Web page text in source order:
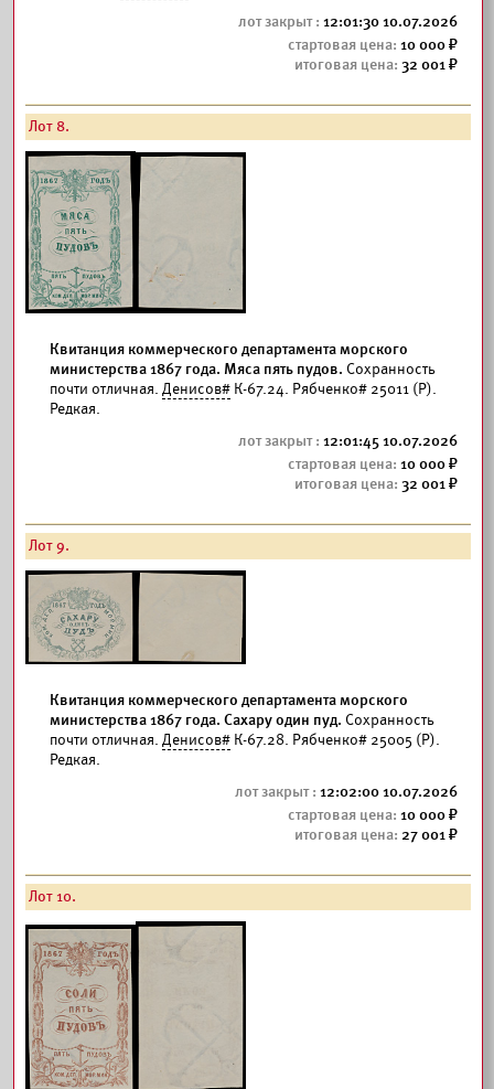
12:01:30 10.07.2026
10 000
32 001
Лот 8.
Квитанция коммерческого департамента морского
министерства 1867 года. Мяса пять пудов. Сохранность
почти отличная. Денисов# К-67.24. Рябченко# 25011 (Р).
Редкая.
12:01:45 10.07.2026
10 000
32 001
Лот 9.
Квитанция коммерческого департамента морского
министерства 1867 года. Сахару один пуд. Сохранность
почти отличная. Денисов# К-67.28. Рябченко# 25005 (Р).
Редкая.
12:02:00 10.07.2026
10 000
27 001
Лот 10.